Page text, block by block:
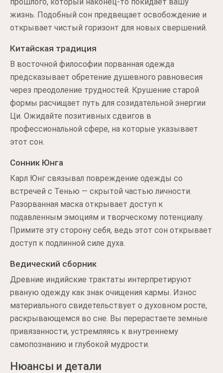
жизнь. Подобный сон предвещает освобождение и
открывает чистый горизонт для новых свершений.
Китайская традиция
В восточной философии порванная одежда
предсказывает обретение душевного равновесия
через преодоление трудностей. Крушение старой
формы расчищает путь для созидательной энергии
Ци. Ожидайте позитивных сдвигов в
профессиональной сфере, на которые указывает
этот сон.
Сонник Юнга
Карл Юнг связывал повреждение одежды со
встречей с Тенью — скрытой частью личности.
Разорванная маска открывает доступ к
подавленным эмоциям и творческому потенциалу.
Примите эту сторону себя, ведь этот сон открывает
доступ к подлинной силе духа.
Ведический сборник
Древние индийские трактаты интерпретируют
рваную одежду как знак очищения кармы. Износ
материального свидетельствует о духовном росте,
раскрывающемся во сне. Вы перерастаете земные
привязанности, устремляясь к внутреннему
самопознанию и глубокой мудрости.
Нюансы и детали